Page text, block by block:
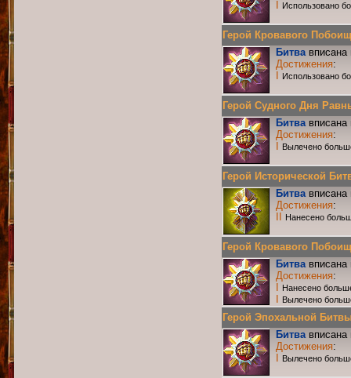
Использовано
Герой Кровавого
Битвавписана
Достижения:
Использовано
Герой Судного Дня
Битвавписана
Достижения:
Вылечено
Герой Исторической
Битвавписана
Достижения:
Нанесено
Герой Кровавого
Битвавписана
Достижения:
Нанесено
Вылечено
Герой Эпохальной
Битвавписана
Достижения:
Вылечено